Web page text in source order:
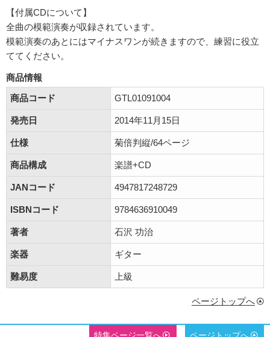
【付属CDについて】
全曲の模範演奏が収録されています。
模範演奏のあとにはマイナスワンが続きますので、練習に役立
ててください。
商品情報
商品コード
GTL01091004
発売日 2014年11月15日
仕様 菊倍判縦/64ページ
商品構成 楽譜+CD
JANコード 4947817248729
ISBNコード 9784636910049
著者 石沢 功治
楽器 ギター
難易度 上級
ページトップへ